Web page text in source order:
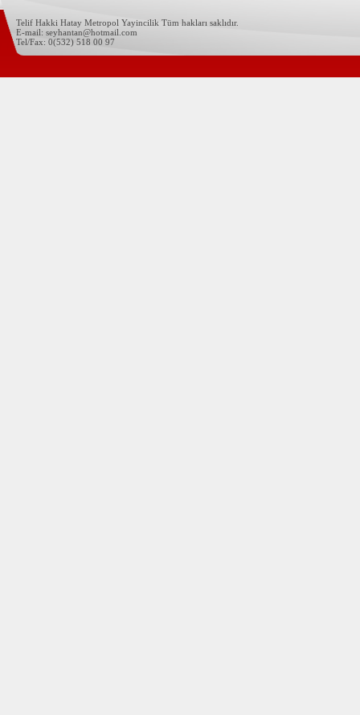
Telif Hakki Hatay Metropol Yayincilik Tüm hakları saklıdır.
E-mail: seyhantan@hotmail.com
Tel/Fax: 0(532) 518 00 97